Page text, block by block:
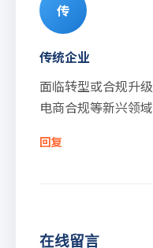
传
传统企业
面临转型或合规升
电商合规等新兴领域
回复
在线留言